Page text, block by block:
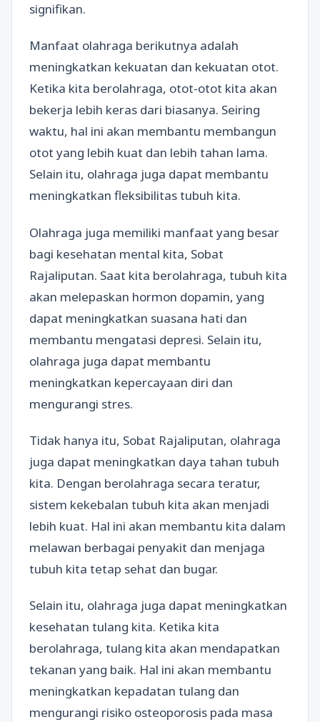
signifikan.
Manfaat olahraga berikutnya adalah
meningkatkan kekuatan dan kekuatan otot.
Ketika kita berolahraga, otot-otot kita akan
bekerja lebih keras dari biasanya. Seiring
waktu, hal ini akan membantu membangun
otot yang lebih kuat dan lebih tahan lama.
Selain itu, olahraga juga dapat membantu
meningkatkan fleksibilitas tubuh kita.
Olahraga juga memiliki manfaat yang besar
bagi kesehatan mental kita, Sobat
Rajaliputan. Saat kita berolahraga, tubuh kita
akan melepaskan hormon dopamin, yang
dapat meningkatkan suasana hati dan
membantu mengatasi depresi. Selain itu,
olahraga juga dapat membantu
meningkatkan kepercayaan diri dan
mengurangi stres.
Tidak hanya itu, Sobat Rajaliputan, olahraga
juga dapat meningkatkan daya tahan tubuh
kita. Dengan berolahraga secara teratur,
sistem kekebalan tubuh kita akan menjadi
lebih kuat. Hal ini akan membantu kita dalam
melawan berbagai penyakit dan menjaga
tubuh kita tetap sehat dan bugar.
Selain itu, olahraga juga dapat meningkatkan
kesehatan tulang kita. Ketika kita
berolahraga, tulang kita akan mendapatkan
tekanan yang baik. Hal ini akan membantu
meningkatkan kepadatan tulang dan
mengurangi risiko osteoporosis pada masa